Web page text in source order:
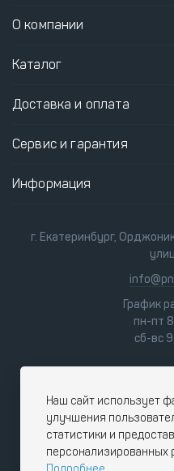
О компании
Каталог
Доставка и оплата
Сервис и гарантия
Информация
г. Екатеринбург,
График
пн-пт
сб-вс
Наш сайт использует
улучшения
статистики и
персонализированных